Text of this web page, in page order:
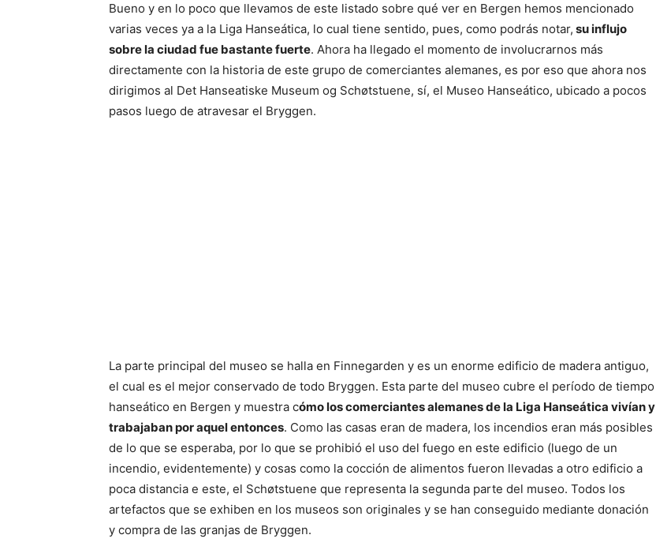
Bueno y en lo poco que llevamos de este listado sobre qué ver en Bergen hemos mencionado
varias veces ya a la Liga Hanseática, lo cual tiene sentido, pues, como podrás notar, su influjo
sobre la ciudad fue bastante fuerte. Ahora ha llegado el momento de involucrarnos más
directamente con la historia de este grupo de comerciantes alemanes, es por eso que ahora nos
dirigimos al Det Hanseatiske Museum og Schøtstuene, sí, el Museo Hanseático, ubicado a pocos
pasos luego de atravesar el Bryggen.
La parte principal del museo se halla en Finnegarden y es un enorme edificio de madera antiguo,
el cual es el mejor conservado de todo Bryggen. Esta parte del museo cubre el período de tiempo
hanseático en Bergen y muestra cómo los comerciantes alemanes de la Liga Hanseática vivían y
trabajaban por aquel entonces. Como las casas eran de madera, los incendios eran más posibles
de lo que se esperaba, por lo que se prohibió el uso del fuego en este edificio (luego de un
incendio, evidentemente) y cosas como la cocción de alimentos fueron llevadas a otro edificio a
poca distancia e este, el Schøtstuene que representa la segunda parte del museo. Todos los
artefactos que se exhiben en los museos son originales y se han conseguido mediante donación
y compra de las granjas de Bryggen.